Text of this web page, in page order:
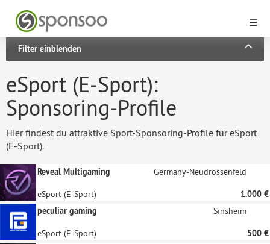
Filter einblenden
eSport (E-Sport):
Sponsoring-Profile
Hier findest du attraktive Sport-Sponsoring-Profile für eSport
(E-Sport).
Reveal Multigaming Germany-Neudrossenfeld
eSport (E-Sport)
1.000 €
peculiar gaming
Sinsheim
eSport (E-Sport)
500 €